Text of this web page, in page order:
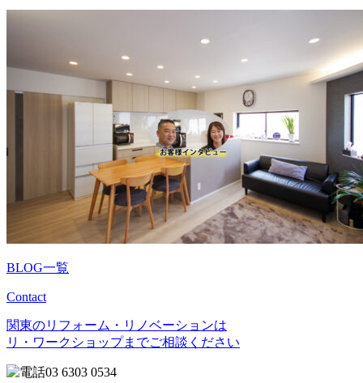
BLOG一覧
Contact
関東のリフォーム・リノベーションは
リ・ワークショップまでご相談ください
03 6303 0534